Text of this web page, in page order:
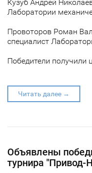
Кузуб Андрей
Лаборатории
Провоторов Роман
специалист
Победители получили
Читать далее →
Объявлены
турнира "Привод-